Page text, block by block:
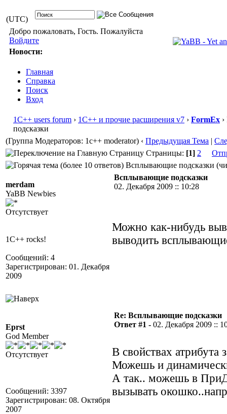
(UTC)
Добро пожаловать, Гость. Пожалуйста
Войдите
Новости:
Главная
Справка
Поиск
Вход
1С++ users forum › 1С++ и прочие расширения v7 › FormEx
подсказки
(Группа Модераторов: 1c++ moderator) ‹ Предыдущая Тема |
Страницы: [1] 2
Всплывающие подсказки
merdam
YaBB Newbies
Отсутствует
1C++ rocks!
Сообщений: 4
Зарегистрирован: 01. Декабря
2009
Всплывающие подсказки
02. Декабря 2009 :: 10:28
Можно как-нибудь
выводить
Eprst
God Member
Отсутствует
Сообщений: 3397
Зарегистрирован: 08. Октября
2007
Re: Всплывающие подсказки
Ответ #1 - 02. Декабря 2009 ::
В свойствах атрибута
Можешь и
А так.. можешь в
вызывать